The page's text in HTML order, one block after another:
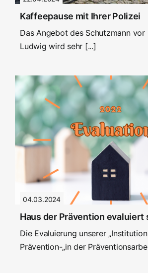
Kaffeepause mit Ihrer Polizei
Das Angebot des Schutzmann vor
Ludwig wird sehr [...]
04.03.2024
Haus der Prävention evaluiert
Die Evaluierung unserer
Prävention-„in der